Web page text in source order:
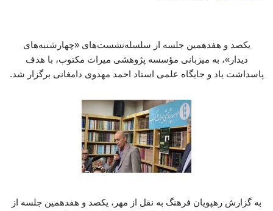
یکصد و هفدهمین جلسه از سلسله‌نشست‌های «چهارشنبه‌های
دیدار»، به میزبانی مؤسسه پژوهشی میراث مکتوب، با هدف
پاسداشت یاد و جایگاه علمی استاد احمد مهدوی دامغانی برگزار شد.
به گزارش رهپویان فرهنگ به نقل از مهر، یکصد و هفدهمین جلسه از